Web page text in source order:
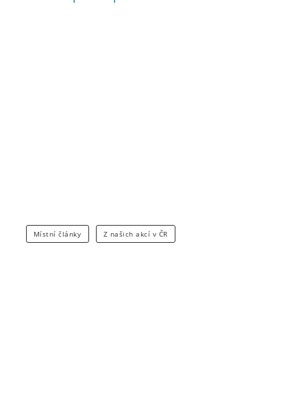
Místní články Z našich akcí v ČR